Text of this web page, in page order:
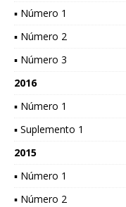
▪ Número 1
▪ Número 2
▪ Número 3
2016
▪ Número 1
▪ Suplemento 1
2015
▪ Número 1
▪ Número 2